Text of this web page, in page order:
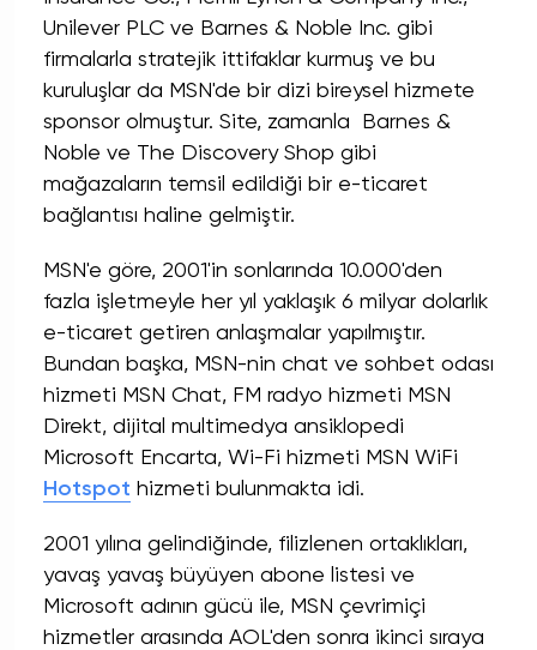
Unilever PLC ve Barnes & Noble Inc. gibi
firmalarla stratejik ittifaklar kurmuş ve bu
kuruluşlar da MSN'de bir dizi bireysel hizmete
sponsor olmuştur. Site, zamanla Barnes &
Noble ve The Discovery Shop gibi
mağazaların temsil edildiği bir e-ticaret
bağlantısı haline gelmiştir.
MSN'e göre, 2001'in sonlarında 10.000'den
fazla işletmeyle her yıl yaklaşık 6 milyar dolarlık
e-ticaret getiren anlaşmalar yapılmıştır.
Bundan başka, MSN-nin chat ve sohbet odası
hizmeti MSN Chat, FM radyo hizmeti MSN
Direkt, dijital multimedya ansiklopedi
Microsoft Encarta, Wi-Fi hizmeti MSN WiFi
Hotspot hizmeti bulunmakta idi.
2001 yılına gelindiğinde, filizlenen ortaklıkları,
yavaş yavaş büyüyen abone listesi ve
Microsoft adının gücü ile, MSN çevrimiçi
hizmetler arasında AOL'den sonra ikinci sıraya